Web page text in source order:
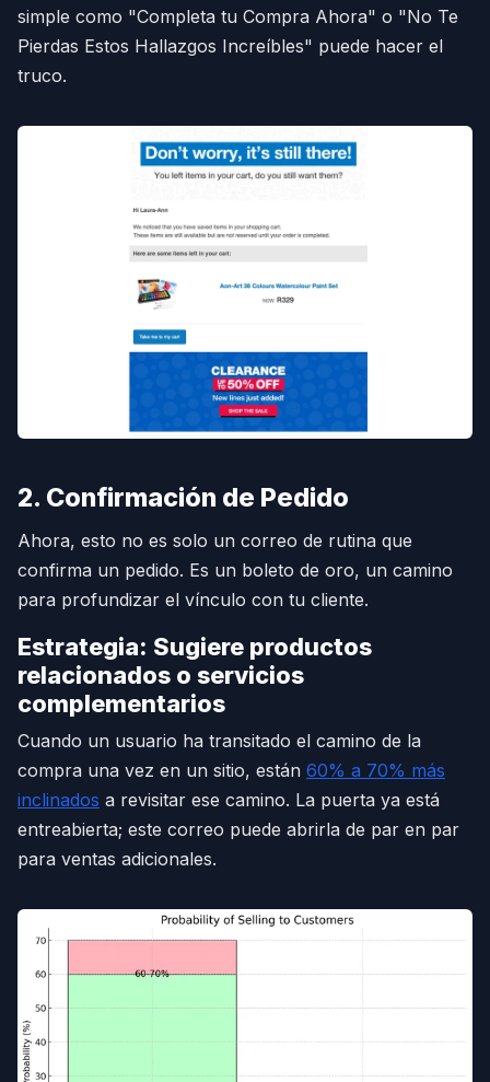
simple como "Completa tu Compra Ahora" o "No Te
Pierdas Estos Hallazgos Increíbles" puede hacer el
truco.
2. Confirmación de Pedido
Ahora, esto no es solo un correo de rutina que
confirma un pedido. Es un boleto de oro, un camino
para profundizar el vínculo con tu cliente.
Estrategia: Sugiere productos
relacionados o servicios
complementarios
Cuando un usuario ha transitado el camino de la
compra una vez en un sitio, están 60% a 70% más
inclinados a revisitar ese camino. La puerta ya está
entreabierta; este correo puede abrirla de par en par
para ventas adicionales.